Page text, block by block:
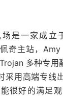
是一家成立
奇主站，
多种专用
采用高端专线
很好的满足